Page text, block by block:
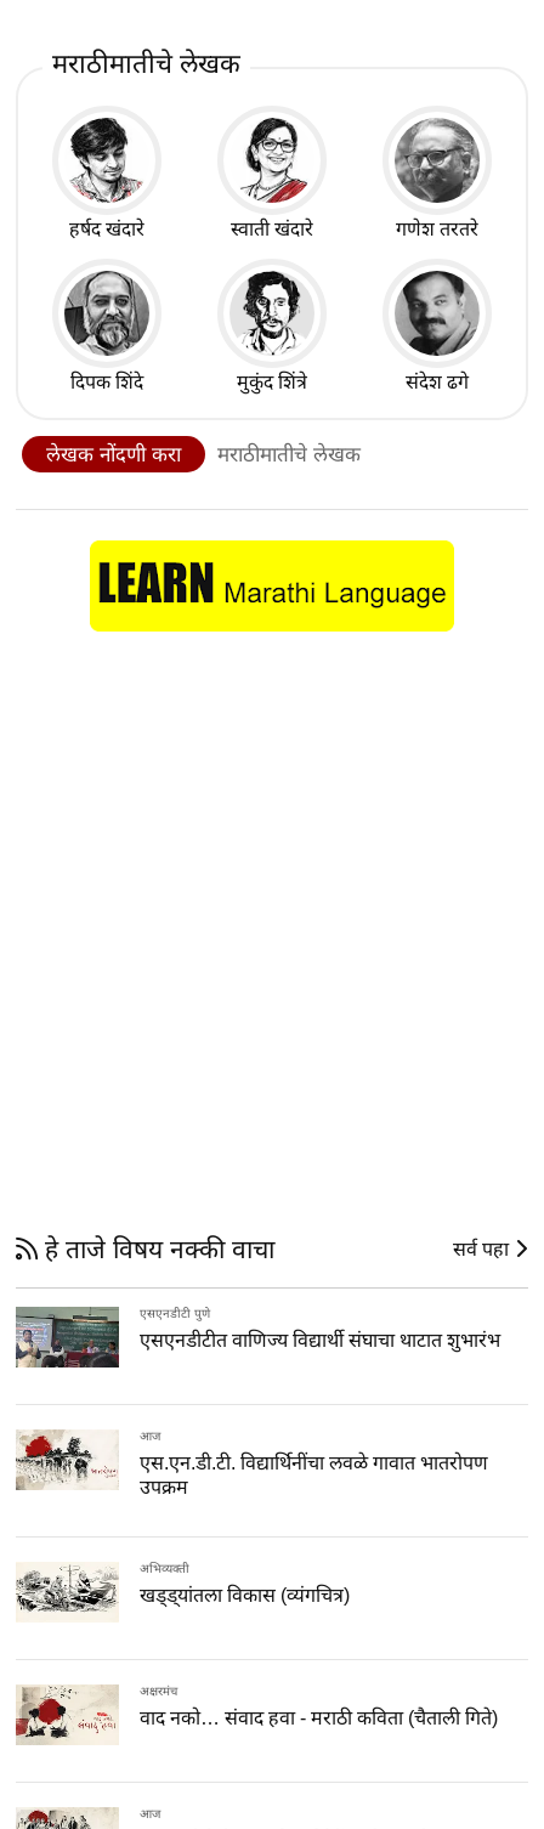
मराठीमातीचे लेखक
हर्षद खंदारे स्वाती खंदारे गणेश तरतरे
दिपक शिंदे मुकुंद शिंत्रे संदेश ढगे
लेखक नोंदणी करा मराठीमातीचे लेखक
हे ताजे विषय नक्की वाचा सर्व पहा
एसएनडीटी पुणे
एसएनडीटीत वाणिज्य विद्यार्थी संघाचा थाटात शुभारंभ
आज
एस.एन.डी.टी. विद्यार्थिनींचा लवळे गावात भातरोपण
उपक्रम
अभिव्यक्ती
खड्ड्यांतला विकास (व्यंगचित्र)
अक्षरमंच
वाद नको… संवाद हवा - मराठी कविता (चैताली गिते)
आज